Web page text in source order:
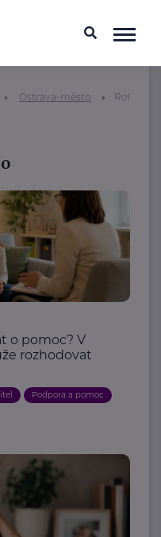
Ostrava-město Role
o pomoc? V
rozhodovat
Podpora a pomoc